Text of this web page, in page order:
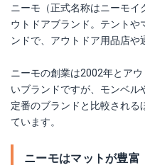
ニーモ（正式名称はニーモイ
ウトドアブランド。テントや
ンドで、アウトドア用品店や
ニーモの創業は2002年とア
いブランドですが、モンベル
定番のブランドと比較される
ています。
ニーモはマットが豊富